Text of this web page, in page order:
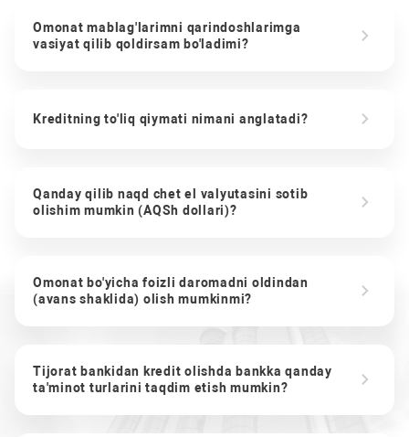
Omonat mablag'larimni qarindoshlarimga
vasiyat qilib qoldirsam bo'ladimi?
Kreditning to'liq qiymati nimani anglatadi?
Qanday qilib naqd chet el valyutasini sotib
olishim mumkin (AQSh dollari)?
Omonat bo'yicha foizli daromadni oldindan
(avans shaklida) olish mumkinmi?
Tijorat bankidan kredit olishda bankka qanday
ta'minot turlarini taqdim etish mumkin?